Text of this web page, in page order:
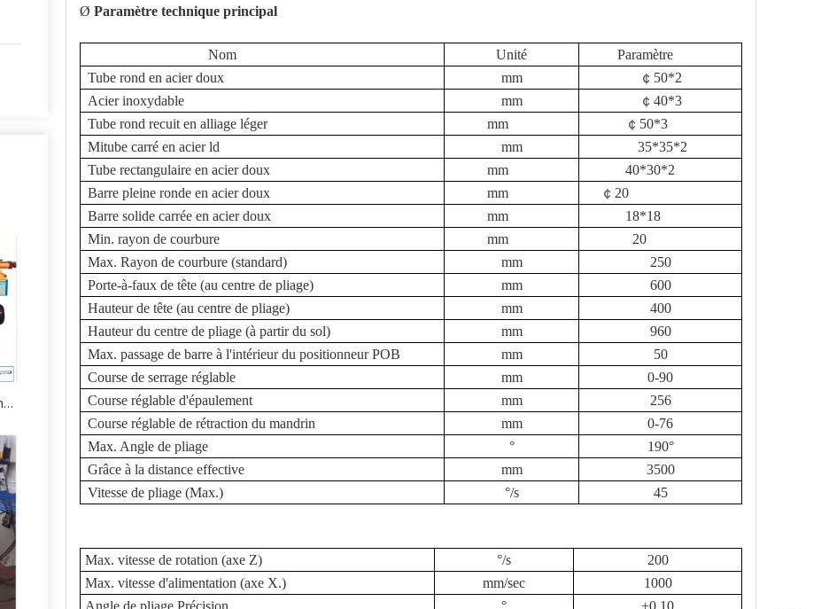
Comment choisir une cintreuse de tuyaux hydraulique ?
Ø Paramètre technique principal
Nom Unité
Paramètre
Tube rond en acier doux
mm
￠50*2
Acier inoxydable
mm
￠40*3
Tube rond recuit en alliage léger
mm
￠50*3
Mitube carré en acier ld mm
35*35*2
Tube rectangulaire en acier doux
mm
40*30*2
Barre pleine ronde en acier doux
mm
￠20
Barre solide carrée en acier doux
mm
18*18
Min. rayon de courbure
mm
20
Max. Rayon de courbure (standard)
mm
250
Porte-à-faux de tête (au centre de pliage)
mm
600
Hauteur de tête (au centre de pliage)
mm
400
Hauteur du centre de pliage (à partir du sol)
mm
960
Max. passage de barre à l'intérieur du positionneur POB
mm
50
Course de serrage réglable
mm
0-90
Course réglable d'épaulement
mm
256
Course réglable de rétraction du mandrin
mm
0-76
Max. Angle de pliage
°
190°
Grâce à la distance effective
mm
3500
Vitesse de pliage (Max.)
°/s 45
Max. vitesse de rotation (axe Z) °/s
200
Max. vitesse d'alimentation (axe X.)
mm/sec
1000
Angle de pliage Précision
°
±0,10